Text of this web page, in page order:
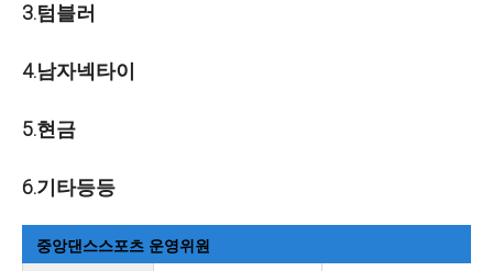
3.텀블러
4.남자넥타이
5.현금
6.기타등등
중앙댄스스포츠 운영위원